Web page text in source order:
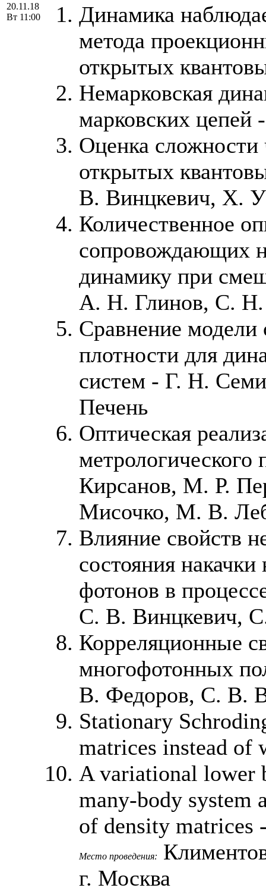
20.11.18
Вт 11:00
Динамика
метода
открытых
Немарковская
марковских цепей
Оценка сложности
открытых
В. Винцкевич, Х.
Количественное
сопровождающих
динамику при
А. Н. Глинов, С.
Сравнение модели
плотности для
систем - Г. Н.
Печень
Оптическая
Кирсанов, М. Р.
Мисочко, М. В.
Влияние свойств
состояния накачки
фотонов в
С. В. Винцкевич,
Корреляционные
многофотонных
В. Федоров, С. В.
Stationary
matrices instead
A variational lower
many-body system
of density
Место проведения:
г. Москва